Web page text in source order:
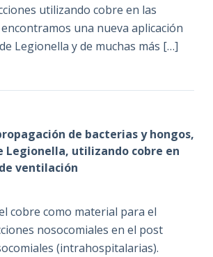
utilizando cobre en las
una nueva aplicación
Legionella y de muchas más […]
de bacterias y hongos,
Legionella, utilizando cobre en
ventilación
cobre como material para el
nosocomiales en el post
(intrahospitalarias).